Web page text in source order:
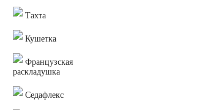
Тахта
Кушетка
Французская
раскладушка
Седафлекс